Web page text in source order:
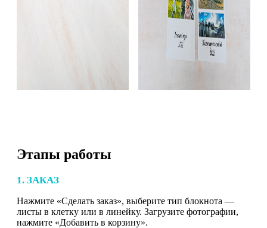
Этапы работы
1. ЗАКАЗ
Нажмите «Сделать заказ», выберите тип блокнота —
листы в клетку или в линейку. Загрузите фотографии,
нажмите «Добавить в корзину».